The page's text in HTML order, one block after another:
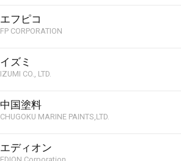
エフピコ
FP CORPORATION
イズミ
IZUMI CO., LTD.
中国塗料
CHUGOKU MARINE PAINTS,LTD.
エディオン